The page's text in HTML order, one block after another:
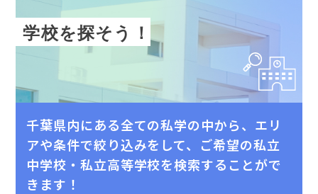
学校を探そう！
千葉県内にある全ての私学の中から、エリ
アや条件で絞り込みをして、
ご希望の私⽴
中学校・私⽴⾼等学校を検索することがで
きます！